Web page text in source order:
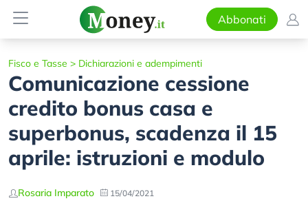
Abbonati
Fisco e Tasse > Dichiarazioni e adempimenti
Comunicazione cessione
credito bonus casa e
superbonus, scadenza il 15
aprile: istruzioni e modulo
Rosaria Imparato 15/04/2021